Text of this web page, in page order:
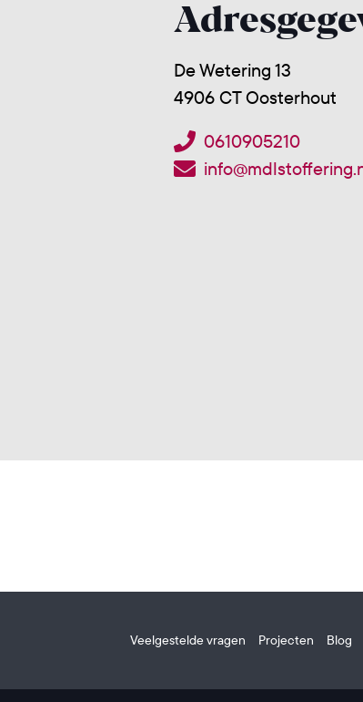
De Wetering 13
4906 CT Oosterhout
0610905210
Veelgestelde vragen Projecten Blog